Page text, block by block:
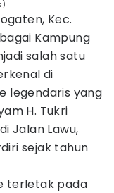
Kec.
Kampung
salah satu
di
legendaris yang
H. Tukri
Jalan Lawu,
sejak tahun
terletak pada